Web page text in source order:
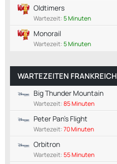
Oldtimers
Wartezeit:5 Minuten
Monorail
Wartezeit:5 Minuten
WARTEZEITEN FRANKREICH
Big Thunder Mountain
Wartezeit:85 Minuten
Peter Pan's Flight
Wartezeit:70 Minuten
Orbitron
Wartezeit:55 Minuten